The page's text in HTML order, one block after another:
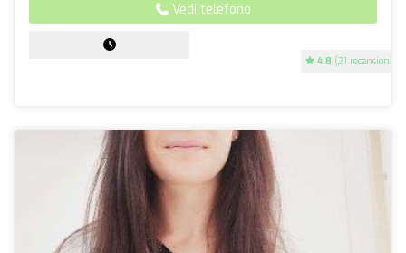
4.8 (21 recensioni)
Vedi telefono